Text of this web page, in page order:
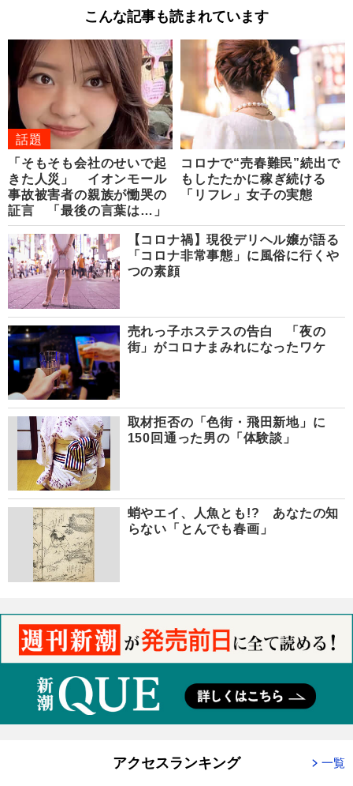
こんな記事も読まれています
話題
「そもそも会社のせいで起
きた人災」 イオンモール
事故被害者の親族が慟哭の
証言 「最後の言葉は…」
コロナで“売春難民”続出で
もしたたかに稼ぎ続ける
「リフレ」女子の実態
【コロナ禍】現役デリヘル嬢が語る
「コロナ非常事態」に風俗に行くや
つの素顔
売れっ子ホステスの告白 「夜の
街」がコロナまみれになったワケ
取材拒否の「色街・飛田新地」に
150回通った男の「体験談」
蛸やエイ、人魚とも!? あなたの知
らない「とんでも春画」
アクセスランキング 一覧